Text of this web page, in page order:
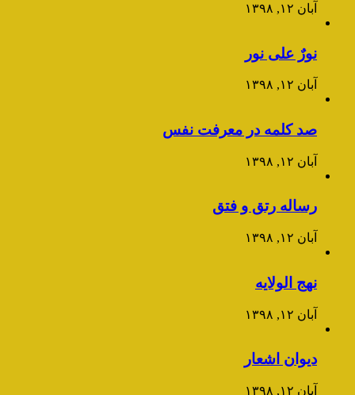
آبان ۱۲, ۱۳۹۸
نورٌ علی نور
آبان ۱۲, ۱۳۹۸
صد کلمه در معرفت نفس
آبان ۱۲, ۱۳۹۸
رساله رتق و فتق
آبان ۱۲, ۱۳۹۸
نهج الولایه
آبان ۱۲, ۱۳۹۸
دیوان اشعار
آبان ۱۲, ۱۳۹۸